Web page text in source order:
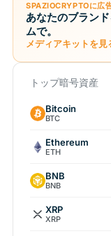
SPAZIOCRYPTOに広
あなたのブラン
ムで。
メディアキットを
トップ暗号資産
Bitcoin
BTC
Ethereum
ETH
BNB
BNB
XRP
XRP